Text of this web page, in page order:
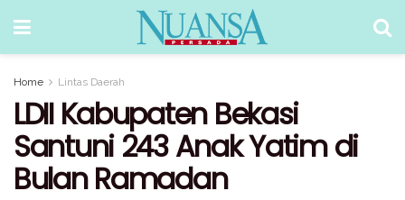
Home Lintas Daerah
LDII Kabupaten Bekasi
Santuni 243 Anak Yatim di
Bulan Ramadan